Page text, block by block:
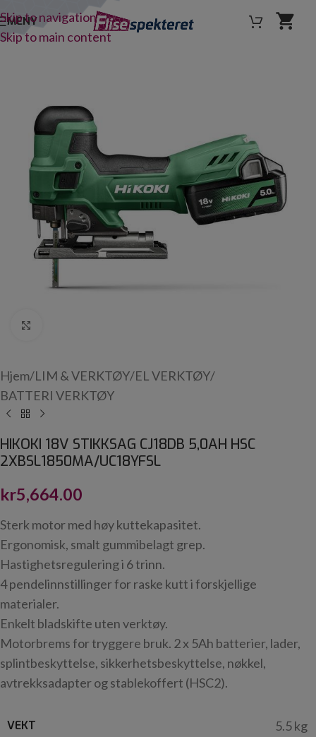
Skip to navigation
Skip to main content
MENY
Hjem/LIM & VERKTØY/EL VERKTØY/
BATTERI VERKTØY
HIKOKI 18V STIKKSAG CJ18DB 5,0AH HSC
2XBSL1850MA/UC18YFSL
kr5,664.00
Sterk motor med høy kuttekapasitet.
Ergonomisk, smalt gummibelagt grep.
Hastighetsregulering i 6 trinn.
4 pendelinnstillinger for raske kutt i forskjellige
materialer.
Enkelt bladskifte uten verktøy.
Motorbrems for tryggere bruk. 2 x 5Ah batterier, lader,
splintbeskyttelse, sikkerhetsbeskyttelse, nøkkel,
avtrekksadapter og stablekoffert (HSC2).
VEKT 5.5 kg